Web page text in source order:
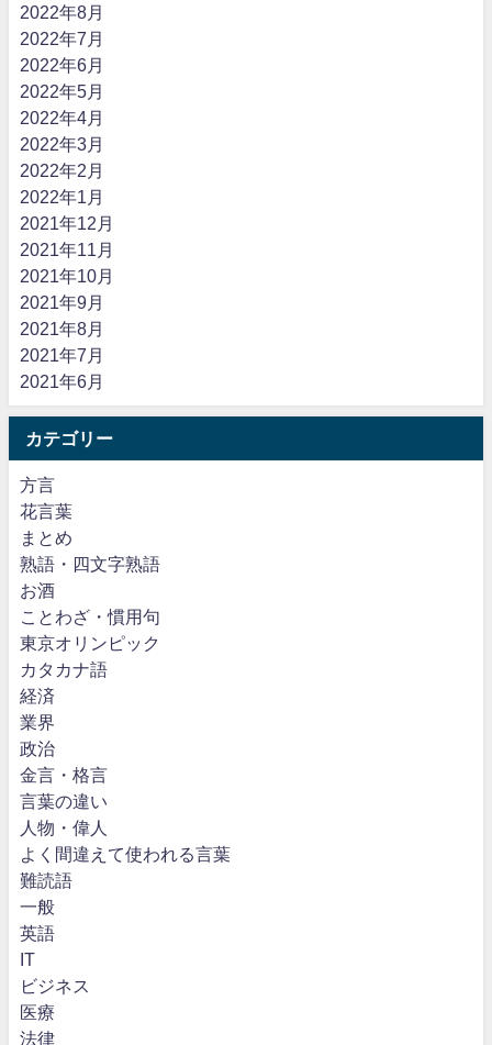
2022年8月
2022年7月
2022年6月
2022年5月
2022年4月
2022年3月
2022年2月
2022年1月
2021年12月
2021年11月
2021年10月
2021年9月
2021年8月
2021年7月
2021年6月
カテゴリー
方言
花言葉
まとめ
熟語・四文字熟語
お酒
ことわざ・慣用句
東京オリンピック
カタカナ語
経済
業界
政治
金言・格言
言葉の違い
人物・偉人
よく間違えて使われる言葉
難読語
一般
英語
IT
ビジネス
医療
法律